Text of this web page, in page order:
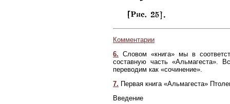
Комментарии
6. Словом «книга» мы в
составную часть «Альмагеста».
переводим как «сочинение».
7. Первая книга «Альмагеста»
Введение